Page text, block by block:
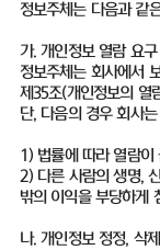
정보주체는 다음과 같
가. 개인정보 열람 요구
정보주체는 회사에서
제35조(개인정보의 열
단, 다음의 경우 회사
1) 법률에 따라 열람이
2) 다른 사람의 생명,
밖의 이익을 부당하게
나. 개인정보 정정, 삭